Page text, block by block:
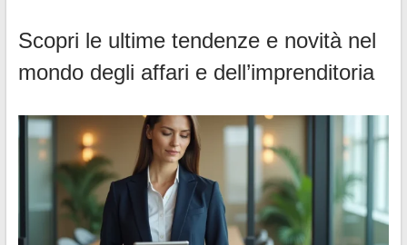
Scopri le ultime tendenze e novità nel
mondo degli affari e dell’imprenditoria